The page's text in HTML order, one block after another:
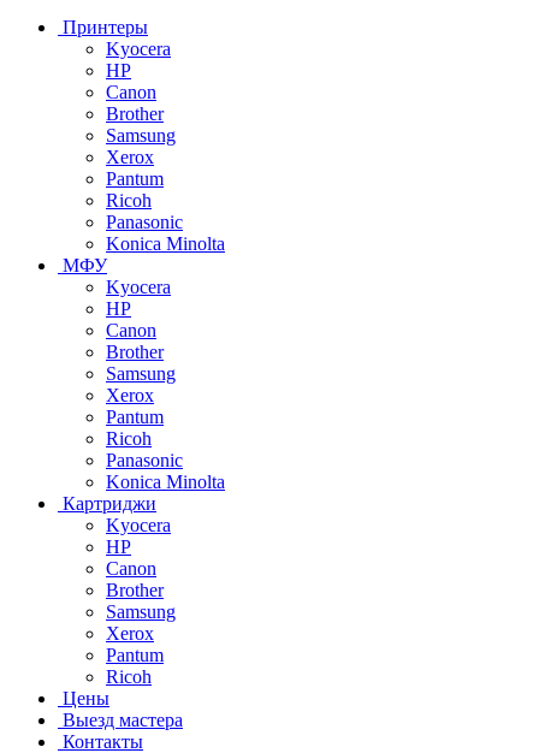
Принтеры
Kyocera
HP
Canon
Brother
Samsung
Xerox
Pantum
Ricoh
Panasonic
Konica Minolta
МФУ
Kyocera
HP
Canon
Brother
Samsung
Xerox
Pantum
Ricoh
Panasonic
Konica Minolta
Картриджи
Kyocera
HP
Canon
Brother
Samsung
Xerox
Pantum
Ricoh
Цены
Выезд мастера
Контакты